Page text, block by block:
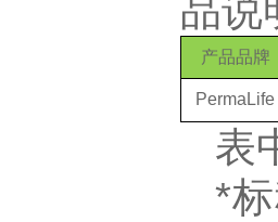
品说
产品品牌
PermaLife
表
*